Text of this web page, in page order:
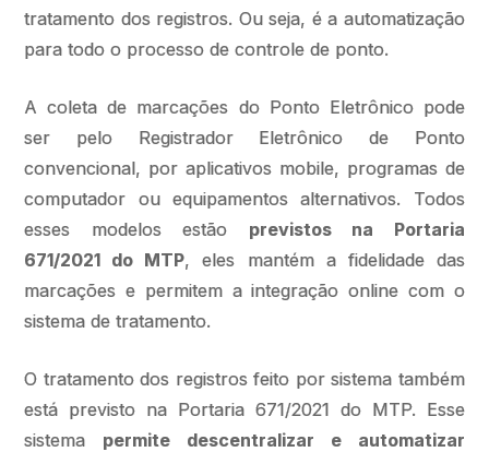
tratamento dos registros. Ou seja, é a automatização
para todo o processo de controle de ponto.
A coleta de marcações do Ponto Eletrônico pode
ser pelo Registrador Eletrônico de Ponto
convencional, por aplicativos mobile, programas de
computador ou equipamentos alternativos. Todos
esses modelos estão previstos na Portaria
671/2021 do MTP, eles mantém a fidelidade das
marcações e permitem a integração online com o
sistema de tratamento.
O tratamento dos registros feito por sistema também
está previsto na Portaria 671/2021 do MTP. Esse
sistema permite descentralizar e automatizar